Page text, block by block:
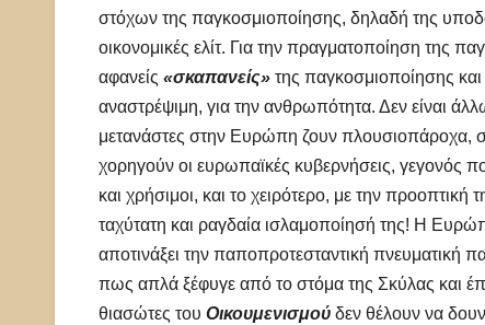
στόχων της παγκοσμιοποίησης, δηλαδή της
οικονομικές ελίτ. Για την πραγματοποίηση της
αφανείς «σκαπανείς» της παγκοσμιοποίησης
αναστρέψιμη, για την ανθρωπότητα. Δεν είναι
μετανάστες στην Ευρώπη ζουν πλουσιοπάροχα,
χορηγούν οι ευρωπαϊκές κυβερνήσεις, γεγονός
και χρήσιμοι, και το χειρότερο, με την
ταχύτατη και ραγδαία ισλαμοποίησή της! Η
αποτινάξει την παποπροτεσταντική πνευματική
πως απλά ξέφυγε από το στόμα της Σκύλας και
θιασώτες του Οικουμενισμού δεν θέλουν να